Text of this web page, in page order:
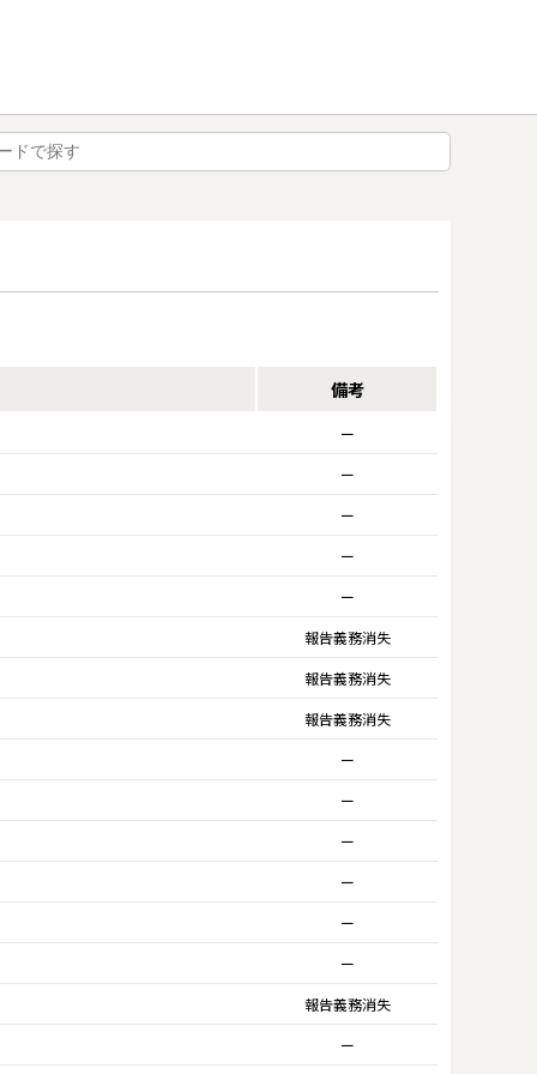
備考
ー
ー
ー
ー
ー
報告義務消失
報告義務消失
報告義務消失
ー
ー
ー
ー
ー
ー
報告義務消失
ー